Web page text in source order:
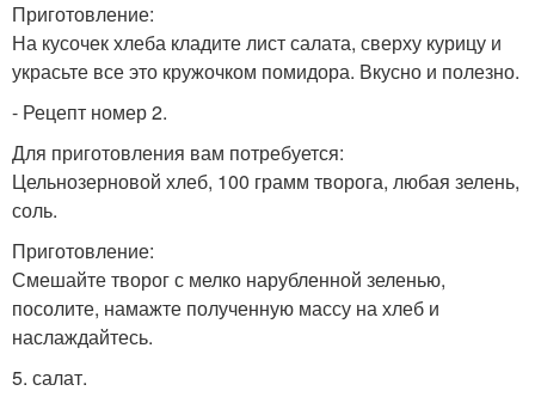
Приготовление:
На кусочек хлеба кладите лист салата, сверху курицу и
украсьте все это кружочком помидора. Вкусно и полезно.
- Рецепт номер 2.
Для приготовления вам потребуется:
Цельнозерновой хлеб, 100 грамм творога, любая зелень,
соль.
Приготовление:
Смешайте творог с мелко нарубленной зеленью,
посолите, намажте полученную массу на хлеб и
наслаждайтесь.
5. салат.